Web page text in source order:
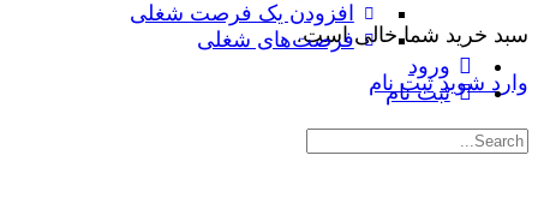
سبد خرید شما خالی است.
وارد شوید ثبت نام
افزودن یک فرصت شغلی
فرصت‌های شغلی
ورود
ثبت نام
جستجوی: